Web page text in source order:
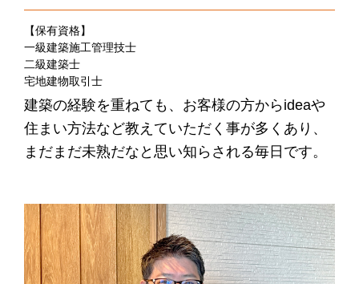
【保有資格】
一級建築施工管理技士
二級建築士
宅地建物取引士
建築の経験を重ねても、お客様の方からideaや
住まい方法など教えていただく事が多くあり、
まだまだ未熟だなと思い知らされる毎日です。